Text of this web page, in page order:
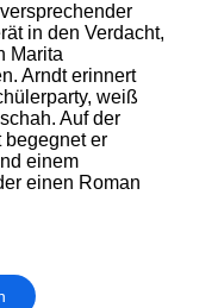
in den Verdacht,
Marita
Arndt erinnert
weiß
Auf der
begegnet er
einem
einen Roman